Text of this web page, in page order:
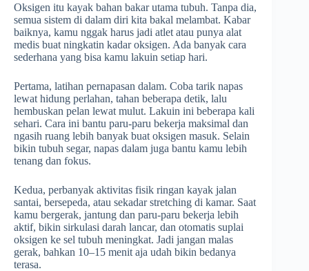
Oksigen itu kayak bahan bakar utama tubuh. Tanpa dia,
semua sistem di dalam diri kita bakal melambat. Kabar
baiknya, kamu nggak harus jadi atlet atau punya alat
medis buat ningkatin kadar oksigen. Ada banyak cara
sederhana yang bisa kamu lakuin setiap hari.
Pertama, latihan pernapasan dalam. Coba tarik napas
lewat hidung perlahan, tahan beberapa detik, lalu
hembuskan pelan lewat mulut. Lakuin ini beberapa kali
sehari. Cara ini bantu paru-paru bekerja maksimal dan
ngasih ruang lebih banyak buat oksigen masuk. Selain
bikin tubuh segar, napas dalam juga bantu kamu lebih
tenang dan fokus.
Kedua, perbanyak aktivitas fisik ringan kayak jalan
santai, bersepeda, atau sekadar stretching di kamar. Saat
kamu bergerak, jantung dan paru-paru bekerja lebih
aktif, bikin sirkulasi darah lancar, dan otomatis suplai
oksigen ke sel tubuh meningkat. Jadi jangan malas
gerak, bahkan 10–15 menit aja udah bikin bedanya
terasa.